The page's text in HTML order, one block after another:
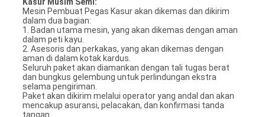
Kasur Musim Semi:
Mesin Pembuat Pegas Kasur akan dikemas dan dikirim
dalam dua bagian:
1. Badan utama mesin, yang akan dikemas dengan aman
dalam peti kayu.
2. Asesoris dan perkakas, yang akan dikemas dengan
aman di dalam kotak kardus.
Seluruh paket akan diamankan dengan tali tugas berat
dan bungkus gelembung untuk perlindungan ekstra
selama pengiriman.
Paket akan dikirim melalui operator yang andal dan akan
mencakup asuransi, pelacakan, dan konfirmasi tanda
tangan.